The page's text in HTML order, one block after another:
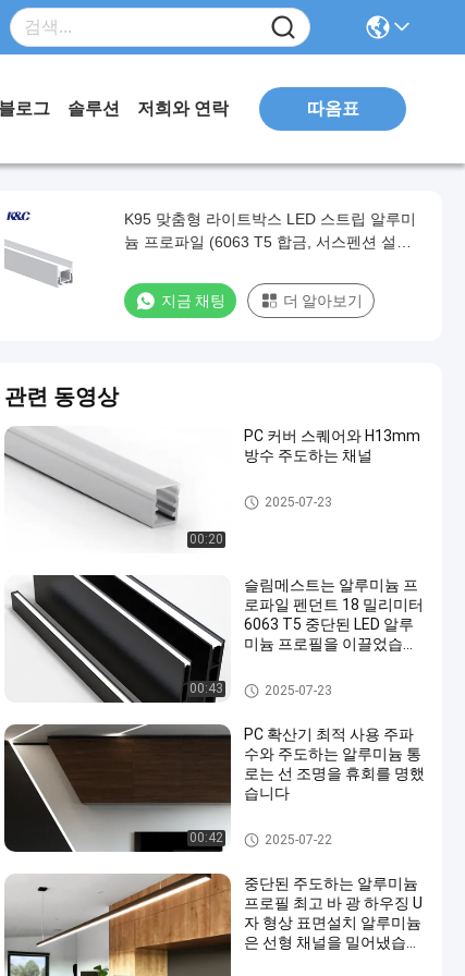
블로그 솔루션 저희와 연락 따옴표
K95 맞춤형 라이트박스 LED 스트립 알루미
늄 프로파일 (6063 T5 합금, 서스펜션 설치
지금 채팅 더 알아보기
관련 동영상
00:20
PC 커버 스퀘어와 H13mm
방수 주도하는 채널
방수 LED 채널
2025-07-23
00:43
슬림메스트는 알루미늄 프
로파일 펜던트 18 밀리미터
6063 T5 중단된 LED 알루
미늄 프로필을 이끌었습니
중단된 LED 알루미늄 단면도
2025-07-23
00:42
PC 확산기 최적 사용 주파
수와 주도하는 알루미늄 통
로는 선 조명을 휴회를 명했
습니다
중단된 알루미늄 LED 단면도
2025-07-22
중단된 주도하는 알루미늄
프로필 최고 바 광 하우징 U
자 형상 표면설치 알루미늄
은 선형 채널을 밀어냈습니